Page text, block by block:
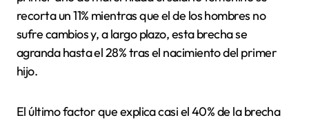
recorta un 11% mientras que el de los hombres no
sufre cambios y, a largo plazo, esta brecha se
agranda hasta el 28% tras el nacimiento del primer
hijo.
El último factor que explica casi el 40% de la brecha